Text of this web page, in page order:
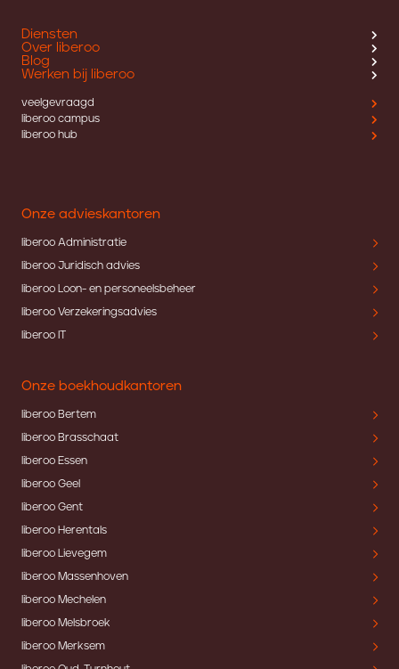
Diensten
Over liberoo
Blog
Werken bij liberoo
veelgevraagd
liberoo campus
liberoo hub
Onze advieskantoren
liberoo Administratie
liberoo Juridisch advies
liberoo Loon- en personeelsbeheer
liberoo Verzekeringsadvies
liberoo IT
Onze boekhoudkantoren
liberoo Bertem
liberoo Brasschaat
liberoo Essen
liberoo Geel
liberoo Gent
liberoo Herentals
liberoo Lievegem
liberoo Massenhoven
liberoo Mechelen
liberoo Melsbroek
liberoo Merksem